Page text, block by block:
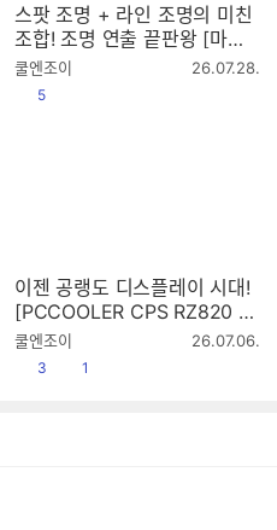
스팟 조명 + 라인 조명의 미친
조합! 조명 연출 끝판왕 [마이
크로닉스 WIZMAX 샤인]
쿨엔조이
작
26.07.28.
공감
5
이젠 공랭도 디스플레이 시대!
[PCCOOLER CPS RZ820 Di
splay]
쿨엔조이
작
26.07.06.
공감
3 1